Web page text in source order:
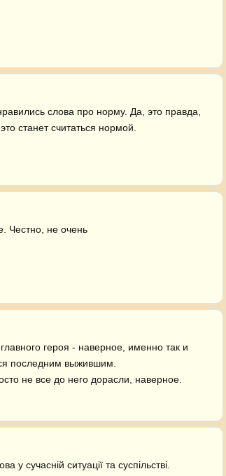
слова про норму. Да, это правда,
станет считаться нормой.
Честно, не очень
героя - наверное, именно так и
последним выжившим.
не все до него дорасли, наверное.
сучасній ситуації та суспільстві.